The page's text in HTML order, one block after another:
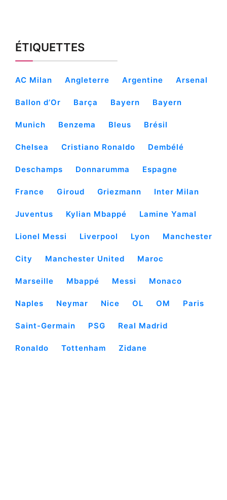
ÉTIQUETTES
AC Milan Angleterre Argentine Arsenal
Ballon d’Or Barça Bayern Bayern
Munich Benzema Bleus Brésil
Chelsea Cristiano Ronaldo Dembélé
Deschamps Donnarumma Espagne
France Giroud Griezmann Inter Milan
Juventus Kylian Mbappé Lamine Yamal
Lionel Messi Liverpool Lyon Manchester
City Manchester United Maroc
Marseille Mbappé Messi Monaco
Naples Neymar Nice OL OM Paris
Saint-Germain PSG Real Madrid
Ronaldo Tottenham Zidane